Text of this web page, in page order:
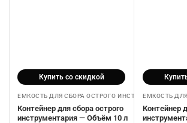
Купить со скидкой
ЕМКОСТЬ ДЛЯ СБОРА ОСТРОГО ИНСТРУМЕНТАРИЯ
Контейнер для сбора острого
инструментария — Объём 10 л
ЕМКОСТЬ
Контейнер